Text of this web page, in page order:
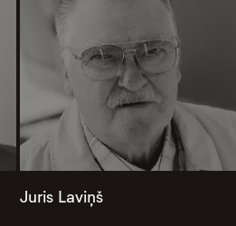
Juris Laviņš